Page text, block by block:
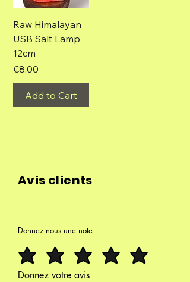
Raw Himalayan
USB Salt Lamp
12cm
Price
€8.00
Add to Cart
Avis clients
Donnez-nous une note
Donnez votre avis